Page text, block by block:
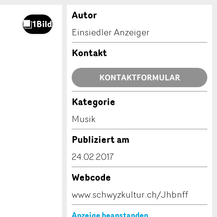
Autor
Einsiedler Anzeiger
Kontakt
KONTAKTFORMULAR
Kategorie
Musik
Publiziert am
24.02.2017
Webcode
www.schwyzkultur.ch/Jhbnff